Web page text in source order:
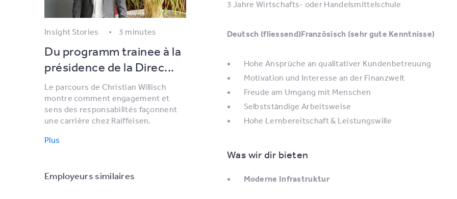
Insight Stories 3 minutes
Du programm trainee à la
présidence de la Direc...
Le parcours de Christian Willisch
montre comment engagement et
sens des responsabilités façonnent
une carrière chez Raiffeisen.
Plus
Employeurs similaires
3 Jahre Wirtschafts- oder Handelsmittelschule
Deutsch (fliessend)Französisch (sehr gute Kenntnisse)
Hohe Ansprüche an qualitativer Kundenbetreuung
Motivation und Interesse an der Finanzwelt
Freude am Umgang mit Menschen
Selbstständige Arbeitsweise
Hohe Lernbereitschaft & Leistungswille
Was wir dir bieten
Moderne Infrastruktur